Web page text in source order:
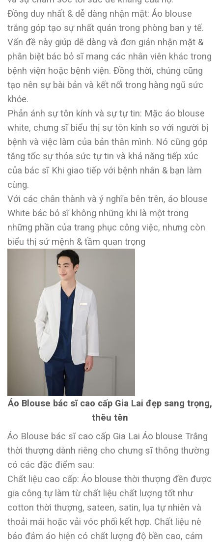
Đồng duy nhất & dễ dàng nhận mặt: Áo blouse
trắng góp tạo sự nhất quán trong phòng ban y tế.
Vấn đề này giúp dễ dàng và đơn giản nhận mặt &
phân biệt bác bỏ sĩ mang các nhân viên khác trong
bệnh viện hoặc bệnh viện. Đồng thời, chúng cũng
tạo nên sự bài bản và kết nối trong hàng ngũ sức
khỏe.
Phản ánh sự tôn kính và sự tự tin: Mặc áo blouse
white, chưng sĩ biểu thị sự tôn kính so với người bị
bệnh và việc làm của bản thân mình. Nó cũng góp
tăng tốc sự thỏa sức tự tin và khả năng tiếp xúc
của bác sĩ Khi giao tiếp với bệnh nhân & bạn làm
cùng.
Với các chân thành và ý nghĩa bên trên, áo blouse
White bác bỏ sĩ không những khi là một trong
những phần của trang phục công việc, nhưng còn
biểu thị sứ mệnh & tầm quan trọng
Áo Blouse bác sĩ cao cấp Gia Lai đẹp sang trọng,
thêu tên
Áo Blouse bác sĩ cao cấp Gia Lai Áo blouse Trắng
thời thượng dành riêng cho chưng sĩ thông thường
có các đặc điểm sau:
Chất liệu cao cấp: Áo blouse thời thượng đền được
gia công tự làm từ chất liệu chất lượng tốt như
cotton thời thượng, sateen, satin, lụa tự nhiên và
thoải mái hoặc vải vóc phối kết hợp. Chất liệu nè
bảo đảm áo hiện có chất lượng độ bền cao, cảm